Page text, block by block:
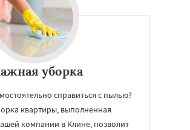
уборка
справиться с пылью?
квартиры, выполненная
компании в Клине, позволит